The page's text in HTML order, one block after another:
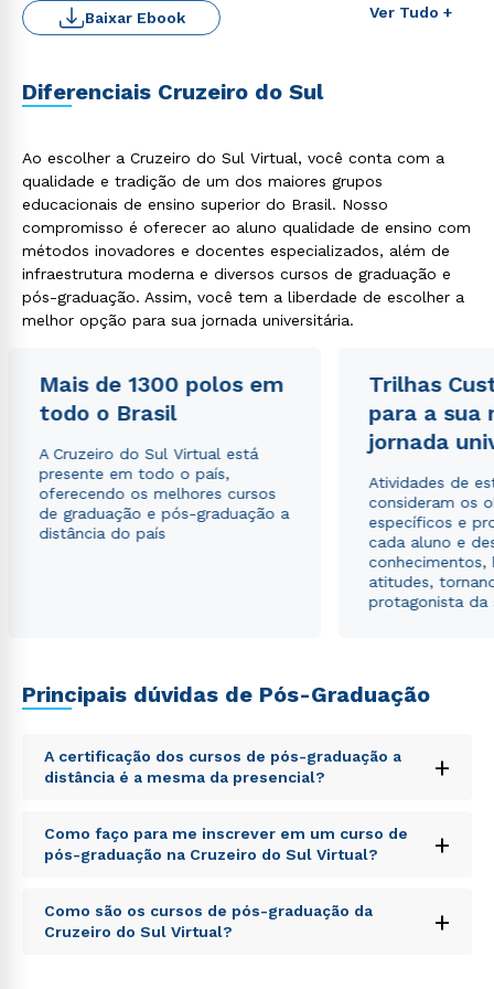
Ver Tudo +
Baixar Ebook
Diferenciais Cruzeiro do Sul
Ao escolher a Cruzeiro do Sul Virtual, você conta com a
qualidade e tradição de um dos maiores grupos
educacionais de ensino superior do Brasil. Nosso
compromisso é oferecer ao aluno qualidade de ensino com
métodos inovadores e docentes especializados, além de
infraestrutura moderna e diversos cursos de graduação e
pós-graduação. Assim, você tem a liberdade de escolher a
melhor opção para sua jornada universitária.
Mais de 1300 polos em
todo o Brasil
A Cruzeiro do Sul Virtual está
presente em todo o país,
oferecendo os melhores cursos
de graduação e pós-graduação a
distância do país
Trilhas
para a sua
jornada
Atividades de
consideram os
específicos e
cada aluno e
conhecimentos,
atitudes,
protagonista da
Principais dúvidas de Pós-Graduação
A certificação dos cursos de pós-graduação a
distância é a mesma da presencial?
+
Sed ut perspiciatis unde omnis iste natus error sit
voluptatem accusantium doloremque laudantium,
totam rem aperiam, eaque ipsa quae ab illo inventore
explicabo. Nemo enim ipsam voluptatem quia
voluptas sit aspernatur aut odit aut fugit, sed quia
Como faço para me inscrever em um curso de
pós-graduação na Cruzeiro do Sul Virtual?
+
Sed ut perspiciatis unde omnis iste natus error sit
voluptatem accusantium doloremque laudantium,
Como são os cursos de pós-graduação da
Cruzeiro do Sul Virtual?
+
Rápido e fácil
ou
Estou de acordo com aPolítica de Privacidade.